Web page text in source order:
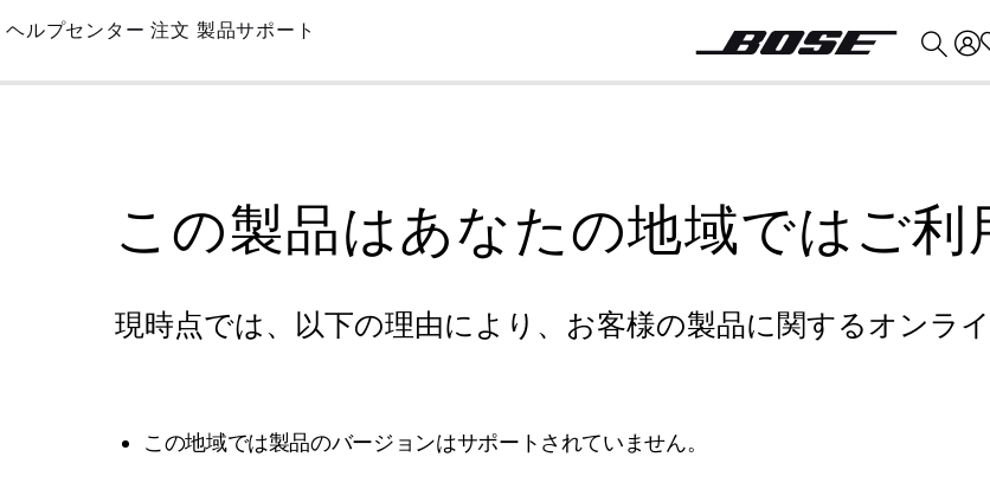
Skip
Main
ヘルプセンター 注文 製品サポート
この製品はあなたの地域ではご
現時点では、以下の理由により、お客様の製品に関するオンラ
この地域では製品のバージョンはサポートされていません。